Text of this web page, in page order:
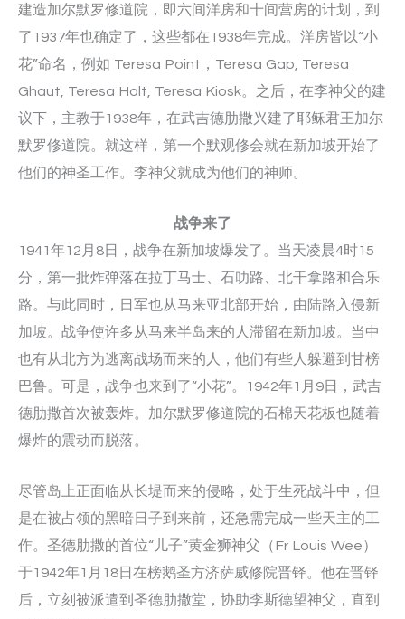
建造加尔默罗修道院，即六间洋房和十间营房的计划，到
了1937年也确定了，这些都在1938年完成。洋房皆以“小
花”命名，例如 Teresa Point，Teresa Gap, Teresa
Ghaut, Teresa Holt, Teresa Kiosk。之后，在李神父的建
议下，主教于1938年，在武吉德肋撒兴建了耶稣君王加尔
默罗修道院。就这样，第一个默观修会就在新加坡开始了
他们的神圣工作。李神父就成为他们的神师。
战争来了
1941年12月8日，战争在新加坡爆发了。当天凌晨4时15
分，第一批炸弹落在拉丁马士、石叻路、北干拿路和合乐
路。与此同时，日军也从马来亚北部开始，由陆路入侵新
加坡。战争使许多从马来半岛来的人滞留在新加坡。当中
也有从北方为逃离战场而来的人，他们有些人躲避到甘榜
巴鲁。可是，战争也来到了“小花”。1942年1月9日，武吉
德肋撒首次被轰炸。加尔默罗修道院的石棉天花板也随着
爆炸的震动而脱落。
尽管岛上正面临从长堤而来的侵略，处于生死战斗中，但
是在被占领的黑暗日子到来前，还急需完成一些天主的工
作。圣德肋撒的首位“儿子”黄金狮神父（Fr Louis Wee）
于1942年1月18日在榜鹅圣方济萨威修院晋铎。他在晋铎
后，立刻被派遣到圣德肋撒堂，协助李斯德望神父，直到